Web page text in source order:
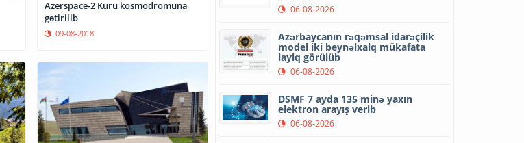
Azerspace-2 Kuru kosmodromuna
gətirilib
09-08-2018
06-08-2026
Azərbaycanın rəqəmsal idarəçilik
model iki beynəlxalq mükafata
layiq görülüb
06-08-2026
DSMF 7 ayda 135 minə yaxın
elektron arayış verib
06-08-2026